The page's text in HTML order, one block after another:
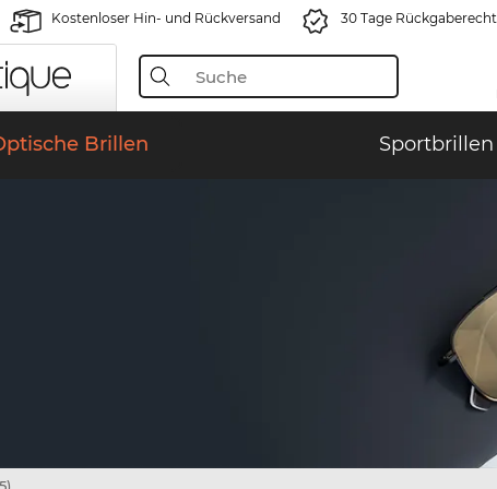
Kostenloser Hin- und Rückversand 30 Tage Rückgaberecht
Brillen Sportbrillen